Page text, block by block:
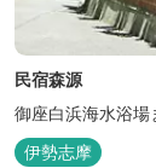
民宿森源
御座白浜海水浴場
伊勢志摩